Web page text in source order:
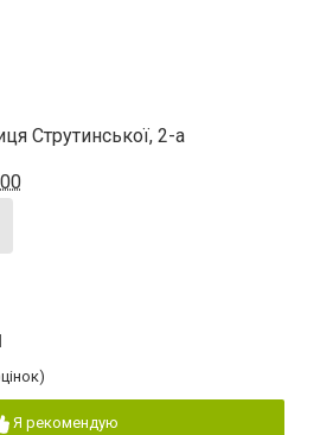
Струтинської, 2-а
Я рекомендую